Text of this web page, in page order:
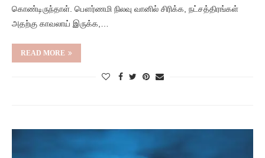
கொண்டிருந்தாள். பௌர்ணமி நிலவு வானில் சிரிக்க, நட்சத்திரங்கள்
அதற்கு காவலாய் இருக்க,…
READ MORE